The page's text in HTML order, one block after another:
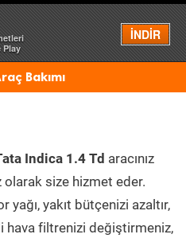
Play
İNDİR
Menü
Bakımı
Indica 1.4 Td aracınız
olarak size hizmet eder.
yakıt bütçenizi azaltır,
hava filtrenizi değiştirmeniz,